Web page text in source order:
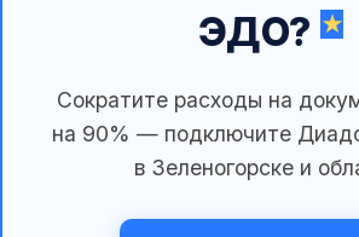
ЭДО?
Сократите расходы на
на 90% — подключите
в Зеленогорске и